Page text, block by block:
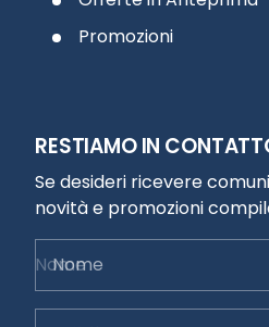
Promozioni
RESTIAMO IN
Se desideri ricevere
novità e promozioni
Nome